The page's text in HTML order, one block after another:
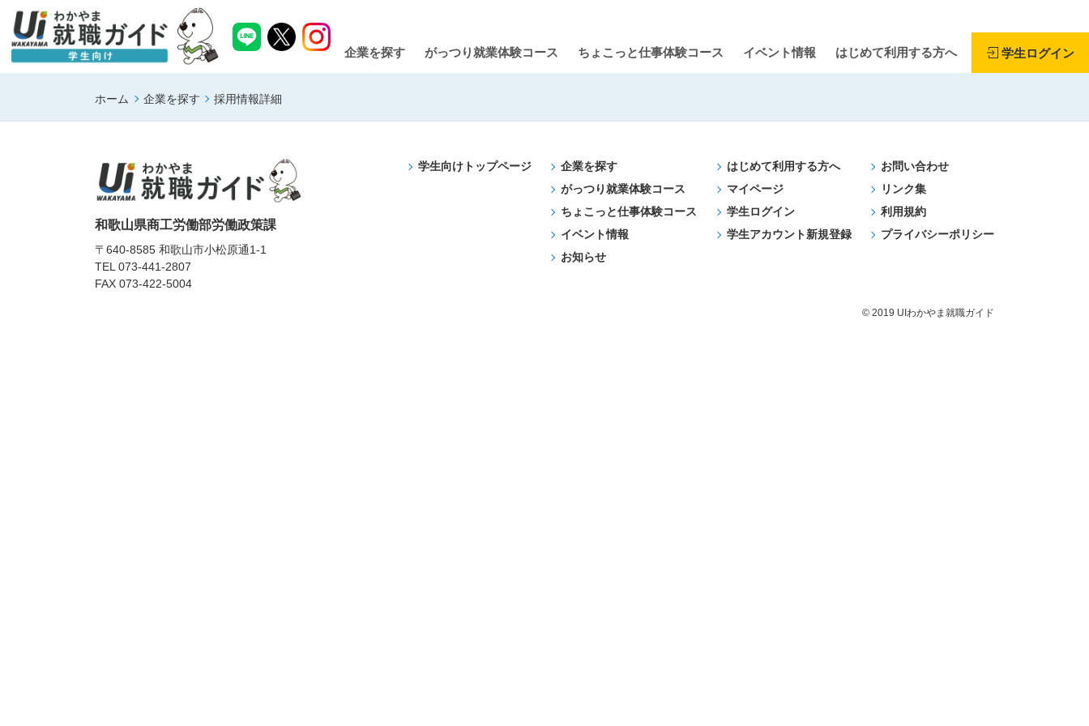
企業を探す がっつり就業体験コース ちょこっと仕事体験コース イベント情報 はじめて利用する方へ 学生ログイン
ホーム 企業を探す 採用情報詳細
和歌山県商工労働部労働政策課
〒640-8585 和歌山市小松原通1-1
TEL 073-441-2807
FAX 073-422-5004
学生向けトップページ
企業を探す
がっつり就業体験コース
ちょこっと仕事体験コース
イベント情報
お知らせ
はじめて利用する方へ
マイページ
学生ログイン
学生アカウント新規登録
お問い合わせ
リンク集
利用規約
プライバシーポリシー
© 2019 UIわかやま就職ガイド